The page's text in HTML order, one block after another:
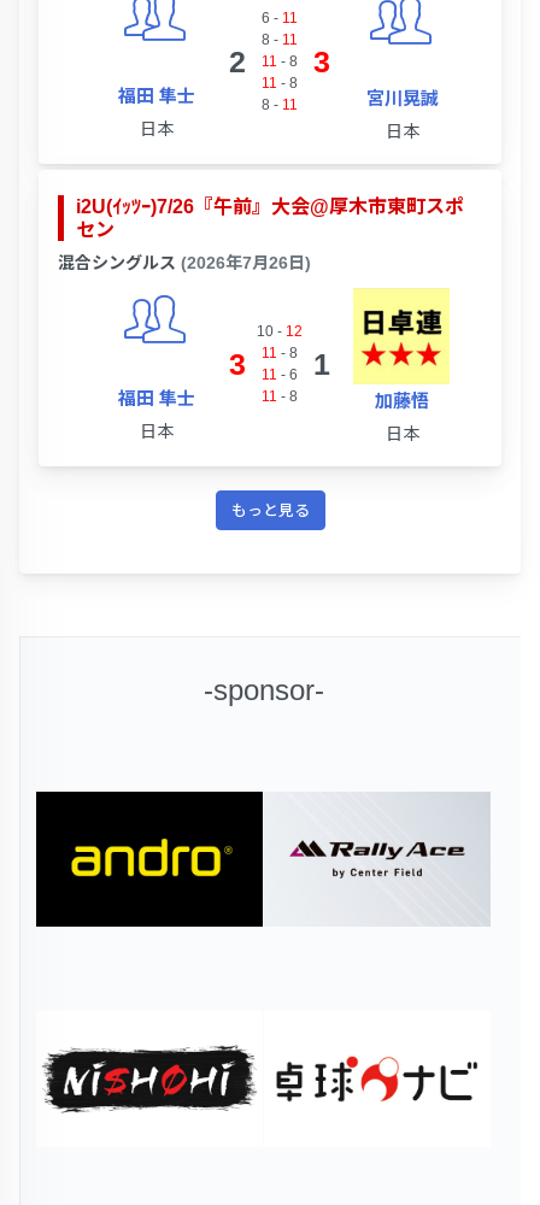
福田 隼士
日本
2
6 - 11
8 - 11
11 - 8
11 - 8
8 - 11
3
宮川晃誠
日本
i2U(ｲｯﾂｰ)7/26『午前』大会@厚木市東町スポ
セン
混合シングルス (2026年7月26日)
福田 隼士
日本
3
10- 12
11 - 8
11 - 6
11 - 8
1
加藤悟
日本
もっと見る
-sponsor-